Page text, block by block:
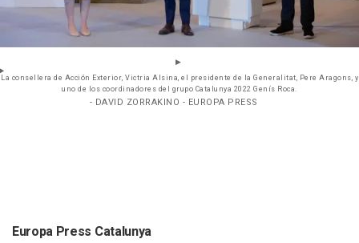
La consellera de Acción Exterior, Victria Alsina, el presidente de la Generalitat, Pere Aragons, y
uno de los coordinadores del grupo Catalunya 2022 Genís Roca.
- DAVID ZORRAKINO - EUROPA PRESS
Europa Press Catalunya